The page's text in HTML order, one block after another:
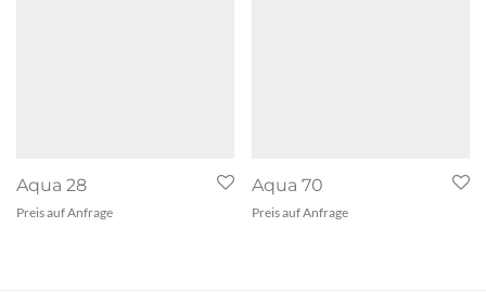
Aqua 28
Preis auf Anfrage
Aqua 70
Preis auf Anfrage